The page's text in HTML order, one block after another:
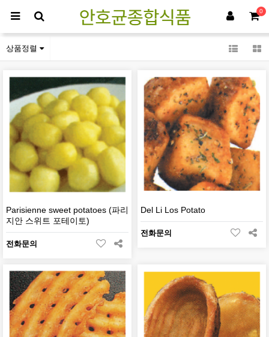
0
감자류
상품정렬
Parisienne sweet potatoes (파리
지안 스위트 포테이토)
전화문의
Del Li Los Potato
전화문의